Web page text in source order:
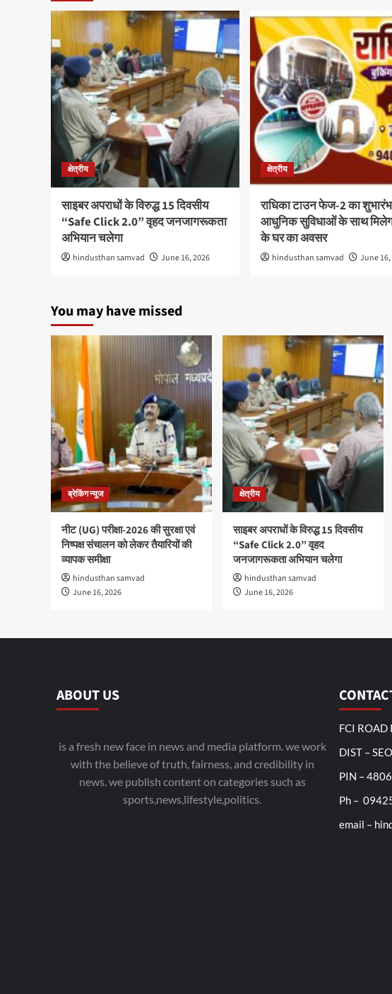
क्षेत्रीय
साइबर अपराधों के विरुद्ध 15 दिवसीय
“Safe Click 2.0” वृहद जनजागरूकता
अभियान चलेगा
hindusthan samvad June 16, 2026
क्षेत्रीय
राधिका टाउन फेज-2 का
आधुनिक सुविधाओं के साथ
के घर का अवसर
hindusthan samvad June
You may have missed
ब्रेकिंग न्यूज
नीट (UG) परीक्षा-2026 की सुरक्षा एवं
निष्पक्ष संचालन को लेकर तैयारियों की
व्यापक समीक्षा
hindusthan samvad
June 16, 2026
क्षेत्रीय
साइबर अपराधों के विरुद्ध 15 दिवसीय
“Safe Click 2.0” वृहद
जनजागरूकता अभियान चलेगा
hindusthan samvad
June 16, 2026
ABOUT US
is a fresh new face in news and media platform. we work
with the believe of truth, fairness, and credibility in
news. we publish content on categories such as
sports,news,lifestyle,politics.
FCI ROAD
DIST –
PIN –
Ph –
email –